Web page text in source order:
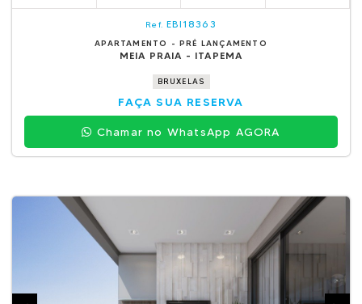
Ref. EBI18363
APARTAMENTO - PRÉ LANÇAMENTO
MEIA PRAIA - ITAPEMA
BRUXELAS
FAÇA SUA RESERVA
Chamar no WhatsApp AGORA